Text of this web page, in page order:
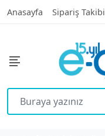
Anasayfa Sipariş Takibi